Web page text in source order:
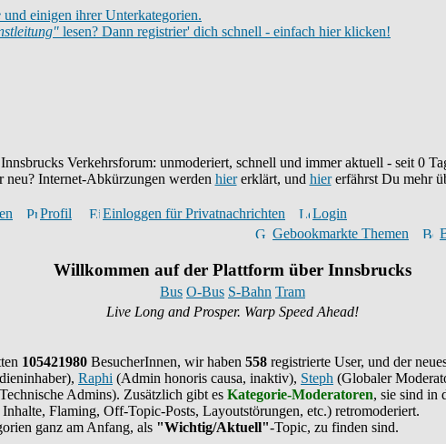
und einigen ihrer Unterkategorien.
lesen? Dann registrier' dich schnell - einfach hier klicken!
Innsbrucks Verkehrsforum: unmoderiert, schnell und immer aktuell - seit 0
Internet-Abkürzungen werden hiererklärt, und hiererfährst Du mehr
Profil Einloggen für Privatnachrichten
Login
Gebookmarkte Themen
Willkommen auf der Plattform über Innsbrucks
Bus O-Bus S-Bahn Tram
Live Long and Prosper. Warp Speed Ahead!
105421980 BesucherInnen, wir haben 558 registrierte User, und der
Raphi (Admin honoris causa, inaktiv), Steph (Globaler
Admins). Zusätzlich gibt es Kategorie-Moderatoren, sie sind in
Flaming, Off-Topic-Posts, Layoutstörungen, etc.) retromoderiert.
ganz am Anfang, als "Wichtig/Aktuell"-Topic, zu finden sind.